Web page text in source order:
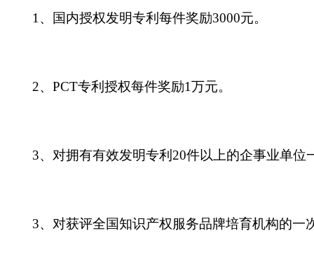
1、国内授权发明专利每件奖励3000元。
2、PCT专利授权每件奖励1万元。
3、对拥有有效发明专利20件以上的企事业单位
3、对获评全国知识产权服务品牌培育机构的一